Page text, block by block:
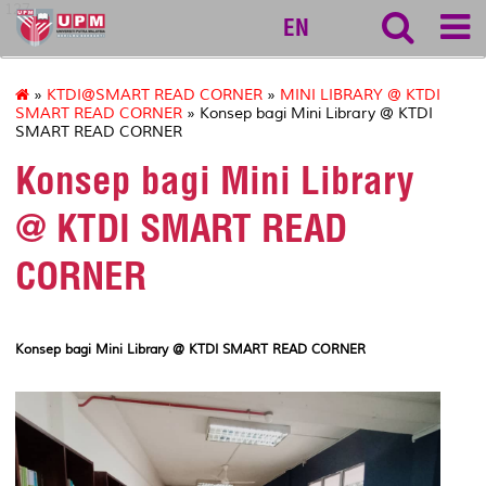
127
EN
» KTDI@SMART READ CORNER » MINI LIBRARY @ KTDI
SMART READ CORNER » Konsep bagi Mini Library @ KTDI
SMART READ CORNER
Konsep bagi Mini Library
@ KTDI SMART READ
CORNER
Konsep bagi Mini Library @ KTDI SMART READ CORNER